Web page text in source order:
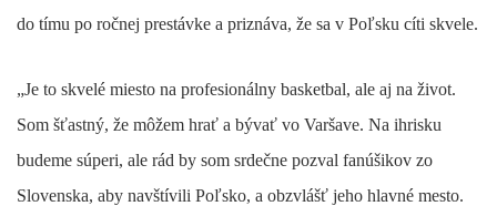
do tímu po ročnej prestávke a priznáva, že sa v Poľsku cíti skvele.
„Je to skvelé miesto na profesionálny basketbal, ale aj na život.
Som šťastný, že môžem hrať a bývať vo Varšave. Na ihrisku
budeme súperi, ale rád by som srdečne pozval fanúšikov zo
Slovenska, aby navštívili Poľsko, a obzvlášť jeho hlavné mesto.